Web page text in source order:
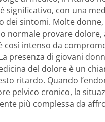
è significativo, con una
dei sintomi. Molte
normale provare dolore,
così intenso da
presenza di giovani
del dolore è un
ritardo. Quando
pelvico cronico, la
più complessa da